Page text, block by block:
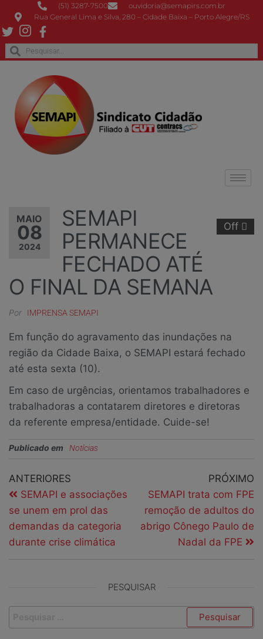
(51) 3287-7500
ouvidoria@semapirs.com.br
Rua General Lima e Silva, 280 – Cidade Baixa – Porto Alegre/RS
MAIO
08
2024
Off
SEMAPI
PERMANECE
FECHADO ATÉ
O FINAL DA SEMANA
Por IMPRENSA SEMAPI
Em função do agravamento das inundações na
região da Cidade Baixa, o SEMAPI estará fechado
até esta sexta (10).
Em caso de urgências, orientamos trabalhadores e
trabalhadoras a contatarem diretores e diretoras
da referente empresa/entidade. Cuide-se!
Publicado em Notícias
ANTERIORES
SEMAPI e associações
se unem em prol das
demandas da categoria
durante crise climática
PRÓXIMO
SEMAPI trata com FPE
remoção de adultos do
abrigo Cônego Paulo de
Nadal da FPE
PESQUISAR